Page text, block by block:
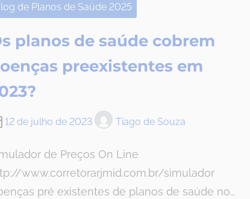
de Planos de Saúde 2025
planos de saúde cobrem
preexistentes em
12 de julho de 2023 Tiago de Souza
de Preços On Line
www.corretorarjmid.com.br/simulador
pré existentes de planos de saúde no…